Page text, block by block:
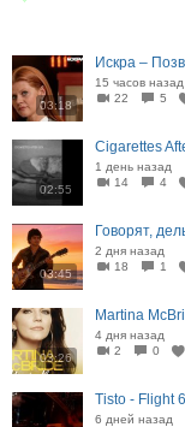
03:18
Искра –
15 часов назад
22
5
02:55
Cigarettes
1 день назад
14
4
03:45
Говорят,
2 дня назад
18
1
03:26
Martina
4 дня назад
2
0
Tisto - Flight
6 дней назад